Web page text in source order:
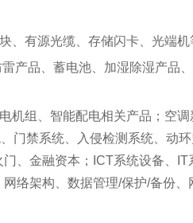
、有源光缆、存储闪卡、光端机
产品、蓄电池、加湿除湿产品
机组、智能配电相关产品；空
门禁系统、入侵检测系统、动
、金融资本；ICT系统设备、IT
络架构、数据管理/保护/备份